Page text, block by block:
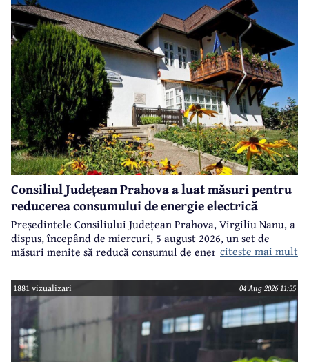
Consiliul Județean Prahova a luat măsuri pentru
reducerea consumului de energie electrică
Președintele Consiliului Județean Prahova, Virgiliu Nanu, a
dispus, începând de miercuri, 5 august 2026, un set de
măsuri menite să reducă consumul de energie electrică în
ca parte a unui demers mai amplu de utilizare responsabilă
a fondurilor publice.
citeste mai mult
1881 vizualizari 04 Aug 2026 11:55